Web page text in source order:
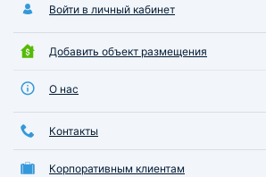
Войти в личный кабинет
Добавить объект размещения
О нас
Контакты
Корпоративным клиентам